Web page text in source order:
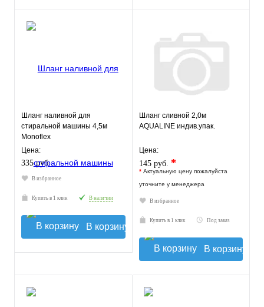
Шланг наливной для
стиральной машины 4,5м
Monoflex
Цена:
335 руб.
В избранное
Купить в 1 клик В наличии
В корзину
Шланг сливной 2,0м
AQUALINE индив.упак.
Цена:
145 руб. *
* Актуальную цену пожалуйста
уточните у менеджера
В избранное
Купить в 1 клик Под заказ
В корзину